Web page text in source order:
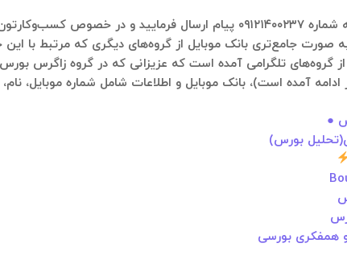
لطفا در تلگرام به شماره ۰۹۱۲۱۴۰۰۲۳۷ پیام ارسال
صورت جامع‌تری بانک موبایل از گروه‌های دیگری که مرتبط با
گروه‌های تلگرامی آمده است که عزیزانی که در گروه زاگرس
آمده است)، بانک موبایل و اطلاعات شامل شماره موبایل،
●
بورس)
همفکری بورسی